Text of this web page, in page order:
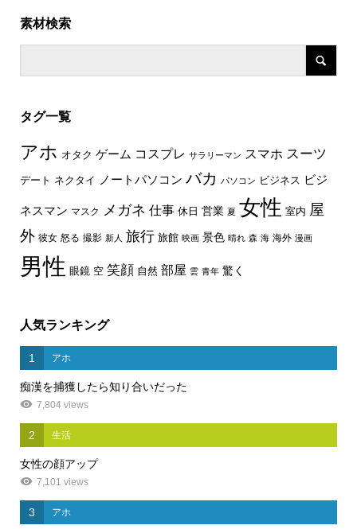
素材検索
タグ一覧
アホ オタク ゲーム コスプレ サラリーマン スマホ スーツ
デート ネクタイ ノートパソコン バカ パソコン ビジネス ビジ
ネスマン マスク メガネ 仕事 休日 営業 夏 女性 室内 屋
外 彼女 怒る 撮影 新人 旅行 旅館 映画 景色 晴れ 森 海 海外 漫画
男性 眼鏡 空 笑顔 自然 部屋 雲 青年 驚く
人気ランキング
1 アホ
痴漢を捕獲したら知り合いだった
7,804 views
2 生活
女性の顔アップ
7,101 views
3 アホ